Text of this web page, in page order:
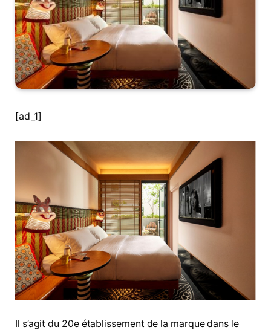
[ad_1]
Il s’agit du 20e établissement de la marque dans le